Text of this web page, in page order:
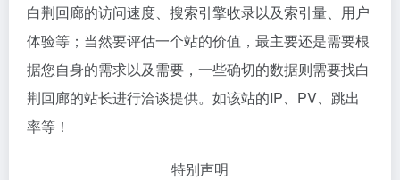
白荆回廊的访问速度、搜索引擎收录以及索引量、用户
体验等；当然要评估一个站的价值，最主要还是需要根
据您自身的需求以及需要，一些确切的数据则需要找白
荆回廊的站长进行洽谈提供。如该站的IP、PV、跳出
率等！
特别声明